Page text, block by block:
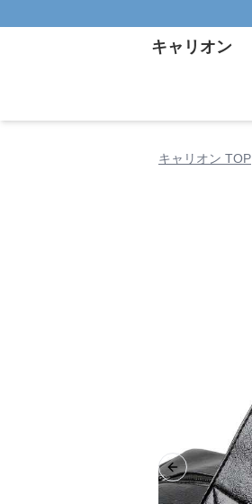
キャリオン
キャリオン TOP
Previous slide